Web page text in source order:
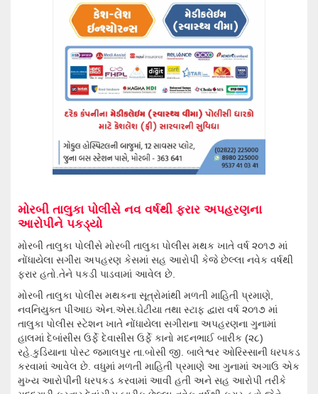
મોરબી તાલુકા પોલીસે નવ વર્ષથી ફરાર અપહરણના
આરોપીને પકડ્યો
મોરબી તાલુકા પોલીસે મોરબી તાલુકા પોલીસ મથક ખાતે વર્ષ ૨૦૧૭ માં
નોંધાયેલા સગીરા અપહરણ કેસમાં સહ આરોપી કેજે છેલ્લા નવેક વર્ષથી
ફરાર હતો.તેને પકડી પાડવામાં આવેલ છે.
મોરબી તાલુકા પોલીસ મથકના સૂત્રોમાંથી મળતી માહિતી પ્રમાણે,
નવનિયુક્ત પીઆઇ એન.એસ.ઘેટીયા તથા સ્ટાફ દ્વારા વર્ષ ૨૦૧૭ માં
તાલુકા પોલીસ સ્ટેશન ખાતે નોંધાયેલા સગીરાના અપહરણના ગુનામાં
હાલમાં દેબાંસીસ ઉર્ફે દેવાસીસ ઉર્ફે કાનો મદનભાઈ બારીક (૨૮)
રહે.કુડિયાના પોસ્ટ જમાલપુર તા.બોસી જી. બાલેશ્વર ઓરિસ્સાની ધરપકડ
કરવામાં આવેલ છે. વધુમાં મળતી માહિતી પ્રમાણે આ ગુનામાં અગાઉ એક
મુખ્ય આરોપીની ધરપકડ કરવામાં આવી હતી અને સહ આરોપી તરીકે